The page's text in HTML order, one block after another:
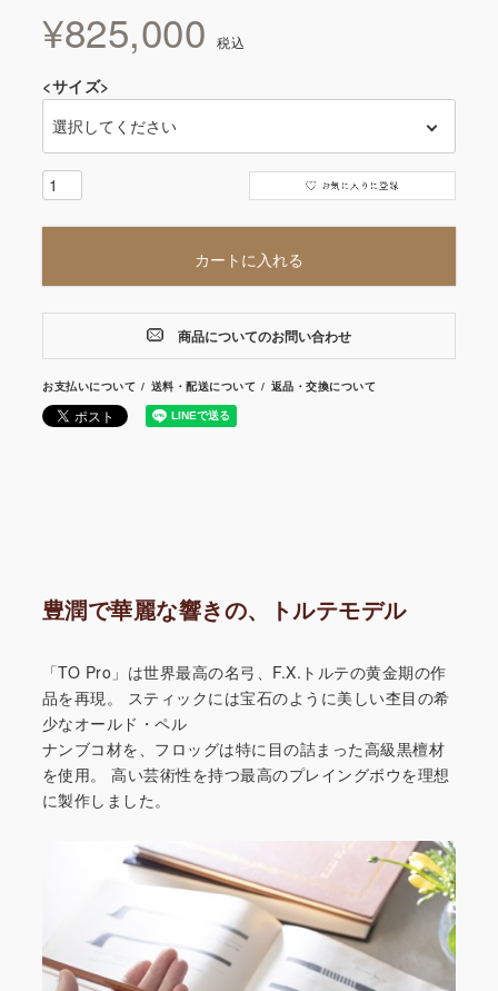
¥825,000 税込
<サイズ>
カートに入れる
商品についてのお問い合わせ
お支払いについて 送料・配送について 返品・交換について
豊潤で華麗な響きの、トルテモデル
「TO Pro」は世界最高の名弓、F.X.トルテの黄金期の作
品を再現。 スティックには宝石のように美しい杢目の希
少なオールド・ペル
ナンブコ材を、フロッグは特に目の詰まった高級黒檀材
を使用。
高い芸術性を持つ最高のプレイングボウを理想
に製作しました。